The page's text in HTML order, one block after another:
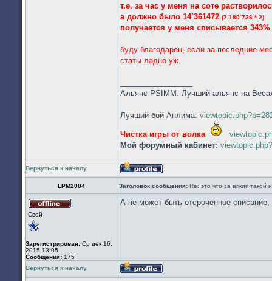
т.е. за час у меня на соте
а должно было 14`361472 (7`180`736 * 2)
получается у меня списывается
буду благодарен, если за последние
статы ладно уж.
Альянс PSIMM. Лучший альянс на
Лучший бой Анлима:
Чистка игры от волка
Мой форумный кабинет:
Вернуться к началу
Профиль
LPM2004
Заголовок сообщения: Re: это что за апкип
Свой
Зарегистрирован: Ср дек 16,
2015 13:05
Сообщения: 175
А не может быть отсроченное
Вернуться к началу
Профиль